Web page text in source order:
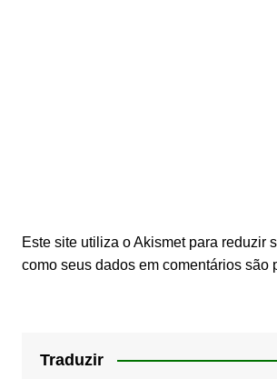
Este site utiliza o Akismet para reduzir
como seus dados em comentários são
Traduzir